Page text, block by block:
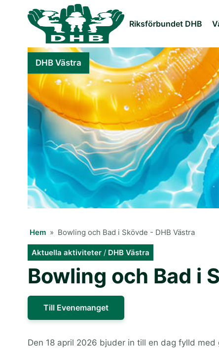
Riksförbundet DHB
DHB Västra
Hem » Bowling och Bad i Skövde - DHB Västra
Aktuella aktiviteter / DHB Västra
Bowling och Bad i
Till Evenemanget
Den 18 april 2026 bjuder in till en dag fylld med